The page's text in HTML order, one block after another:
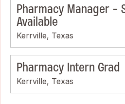
Pharmacy Manager -
Available
Kerrville, Texas
Pharmacy Intern Grad
Kerrville, Texas